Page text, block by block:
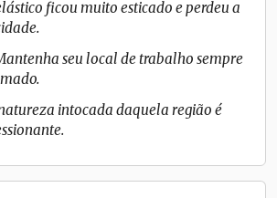
ficou muito esticado e perdeu a
seu local de trabalho sempre
intocada daquela região é